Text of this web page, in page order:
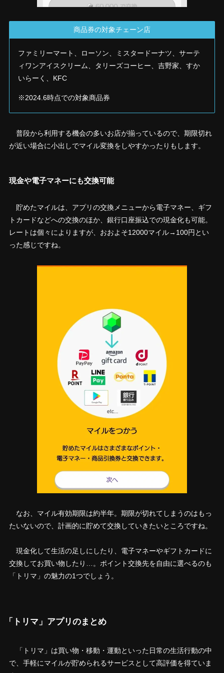
商品券の対象チェーン店
ファミリーマート、ローソン、ミスタードーナツ、サーテ
ィワンアイスクリーム、タリーズコーヒー、吉野家、すか
いらーく、KFC
※2024.6時点での対象商品券
普段から利用する機会の多いお店が揃っているので、期限切れ
が近い場合に小出しでマイル変換をしやすかったりもします。
現金や電子マネーにも交換可能
貯めたマイルは、アプリの交換メニューから電子マネー、ギフ
トカードなどへの交換のほか、銀行口座振込での現金化も可能。
レートは個々によりますが、おおよそ12000マイル→100円とい
った感じですね。
なお、マイル有効期限は約半年。期限が切れてしまうのはもっ
たいないので、計画的に貯めて交換していきたいところですね。
現金化して生活の足しにしたり、電子マネーやギフトカードに
交換してお買い物したり…。ポイント交換先を自由に選べるのも
「トリマ」の魅力の1つでしょう。
「トリマ」アプリのまとめ
「トリマ」は買い物・移動・運動といった日常の生活行動の中
で、手軽にマイルが貯められるサービスとして高評価を得ていま